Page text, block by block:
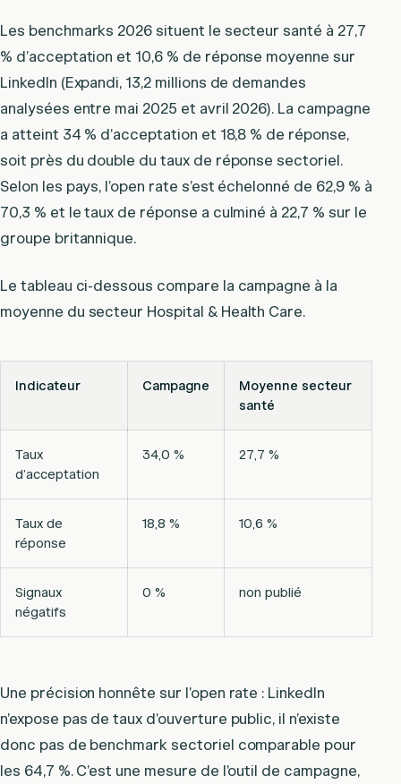
Les benchmarks 2026 situent le secteur santé à 27,7
% d’acceptation et 10,6 % de réponse moyenne sur
LinkedIn (Expandi, 13,2 millions de demandes
analysées entre mai 2025 et avril 2026). La campagne
a atteint 34 % d’acceptation et 18,8 % de réponse,
soit près du double du taux de réponse sectoriel.
Selon les pays, l’open rate s’est échelonné de 62,9 % à
70,3 % et le taux de réponse a culminé à 22,7 % sur le
groupe britannique.
Le tableau ci-dessous compare la campagne à la
moyenne du secteur Hospital & Health Care.
Indicateur Campagne
Moyenne secteur
santé
Taux
d’acceptation
34,0 % 27,7 %
Taux de
réponse
18,8 % 10,6 %
Signaux
négatifs
0 % non publié
Une précision honnête sur l’open rate : LinkedIn
n’expose pas de taux d’ouverture public, il n’existe
donc pas de benchmark sectoriel comparable pour
les 64,7 %. C’est une mesure de l’outil de campagne,